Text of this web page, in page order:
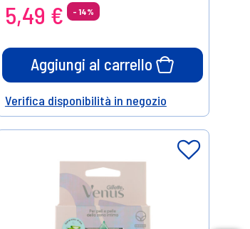
5,49 € - 14%
Aggiungi al carrello
Help
Verifica disponibilità in negozio